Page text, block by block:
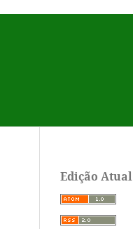
Edição Atual